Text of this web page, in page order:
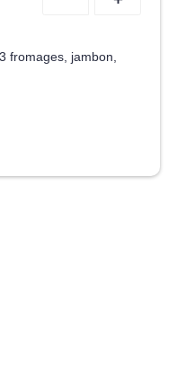
fromages, jambon,